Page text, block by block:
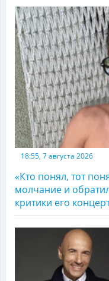
18:55, 7 августа 2026
«Кто понял, тот
молчание и
критики его